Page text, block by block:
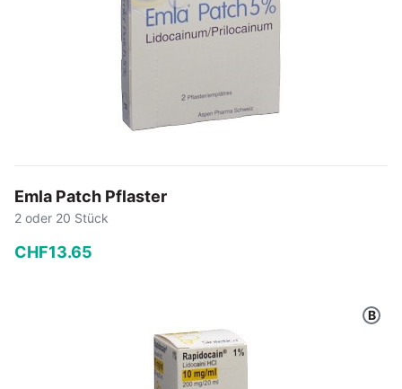
Emla Patch Pflaster
2 oder 20 Stück
CHF13.65
In den Warenkorb
B